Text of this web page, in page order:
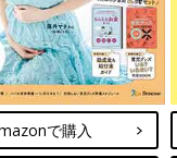
にストレスを解消す
けする必要がありま
気持ちを代弁してあ
」と子どもが感じて
やもやが解消して、
で購入